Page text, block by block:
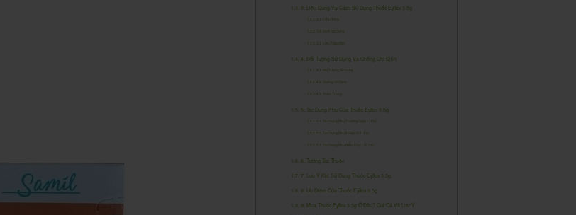
3. Liều Dùng Và Cách Sử Dụng Thuốc Eyflox 3.5g
3.1. Liều Dùng
3.2. Cách Sử Dụng
3.3. Lưu Ý Đặc Biệt
4. Đối Tượng Sử Dụng Và Chống Chỉ Định
4.1. Đối Tượng Sử Dụng
4.2. Chống Chỉ Định
4.3. Thận Trọng
5. Tác Dụng Phụ Của Thuốc Eyflox 3.5g
5.1. Tác Dụng Phụ Thường Gặp (>1%)
5.2. Tác Dụng Phụ Ít Gặp (0.1-1%)
5.3. Tác Dụng Phụ Hiếm Gặp (<0.1%)
6. Tương Tác Thuốc
7. Lưu Ý Khi Sử Dụng Thuốc Eyflox 3.5g
8. Ưu Điểm Của Thuốc Eyflox 3.5g
9. Mua Thuốc Eyflox 3.5g Ở Đâu? Giá Cả Và Lưu Ý